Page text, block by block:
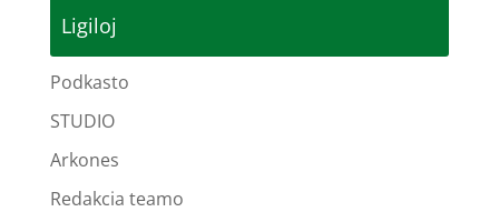
Ligiloj
Podkasto
STUDIO
Arkones
Redakcia teamo